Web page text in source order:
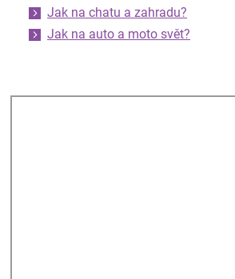
Jak na chatu a zahradu?
Jak na auto a moto svět?